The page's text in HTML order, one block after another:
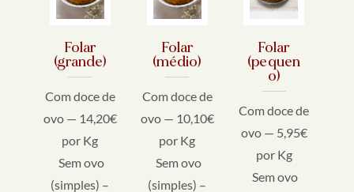
Folar
(grande)
Com doce de
ovo — 14,20€
por Kg
Sem ovo
(simples) –
Folar
(médio)
Com doce de
ovo — 10,10€
por Kg
Sem ovo
(simples) –
Folar
(pequen
o)
Com doce de
ovo — 5,95€
por Kg
Sem ovo